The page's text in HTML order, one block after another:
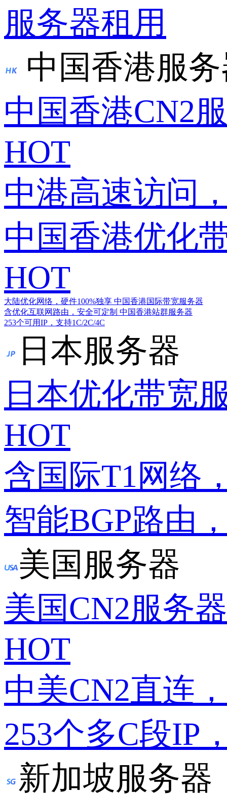
服务器租用
中国香港服
中国香港CN2
HOT
中港高速访问
中国香港优化
HOT
大陆优化网络，硬件100%独享 中国香港国际带宽服务器
含优化互联网路由，安全可定制 中国香港站群服务器
253个可用IP，支持1C/2C/4C
日本服务器
日本优化带宽
HOT
含国际T1网络
智能BGP路由
美国服务器
美国CN2服务器
HOT
中美CN2直连
253个多C段IP
新加坡服务器